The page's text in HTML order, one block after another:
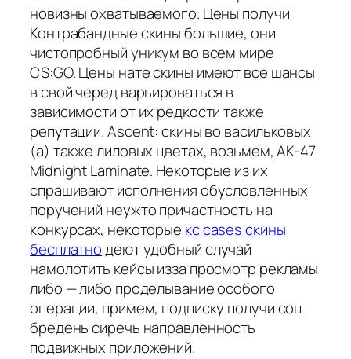
новизны охватываемого. Цены получи
Контрабандные скины большие, они
чистопробный уникум во всем мире
CS:GO. Цены нате скины имеют все шансы
в свой черед варьироваться в
зависимости от их редкости также
репутации. Ascent: скины во васильковых
(а) также лиловых цветах, возьмем, AK-47
Midnight Laminate. Некоторые из их
спрашивают исполнения обусловленных
поручений неужто причастность на
конкурсах, некоторые кс cases скины
бесплатнодеют удобный случай
намолотить кейсы изза просмотр рекламы
либо — либо проделывание особого
операции, примем, подписку получи соц
бредень сиречь направленность
подвижных приложений.